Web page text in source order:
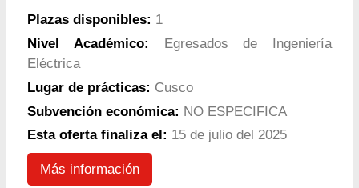
Plazas disponibles: 1
Nivel Académico: Egresados de Ingeniería
Eléctrica
Lugar de prácticas: Cusco
Subvención económica: NO ESPECIFICA
Esta oferta finaliza el: 15 de julio del 2025
Más información